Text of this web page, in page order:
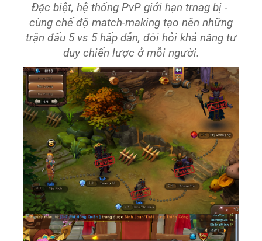
Đặc biệt, hệ thống PvP giới hạn trnag bị -
cùng chế độ match-making tạo nên những
trận đấu 5 vs 5 hấp dẫn, đòi hỏi khả năng tư
duy chiến lược ở mỗi người.